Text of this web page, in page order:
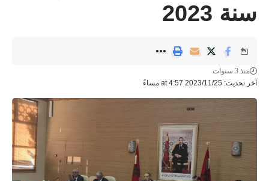
سنة 2023
آخر تحديث: 2023/11/25 at 4:57 مساءً
منذ 3 سنوات